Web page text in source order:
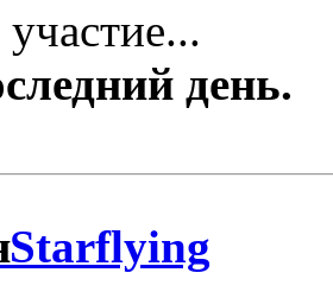
день.